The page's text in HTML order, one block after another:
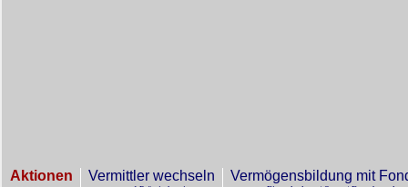
Aktionen Vermittler wechseln Vermögensbildung mit